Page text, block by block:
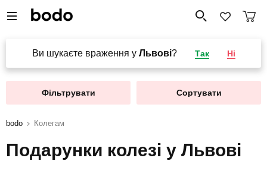
Ви шукаєте враження у Львові? Так Ні
Фільтрувати Сортувати
bodo Колегам
Подарунки колезі у Львові